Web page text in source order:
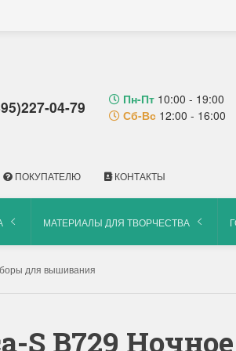
04-79 Пн-Пт 10:00 - 19:00
Сб-Вс 12:00 - 16:00
ПОКУПАТЕЛЮ КОНТАКТЫ
МАТЕРИАЛЫ ДЛЯ ТВОРЧЕСТВА
для вышивания
B729